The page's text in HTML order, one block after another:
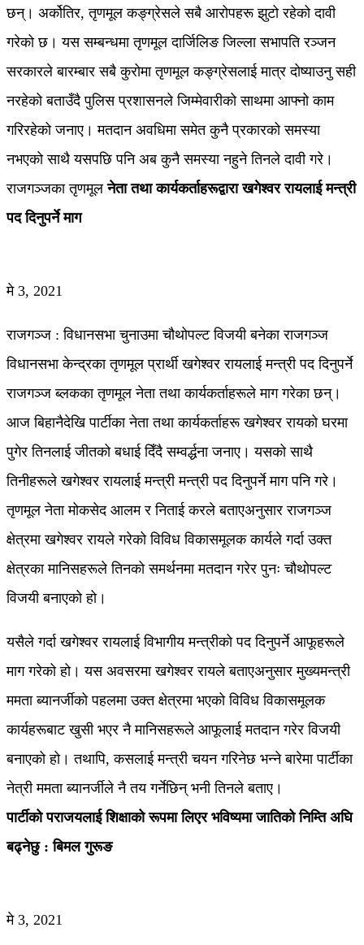
छन्। अर्कोतिर, तृणमूल कङ्ग्रेसले सबै आरोपहरू झुटो रहेको दावी
गरेको छ। यस सम्बन्धमा तृणमूल दार्जिलिङ जिल्ला सभापति रञ्जन
सरकारले बारम्बार सबै कुरोमा तृणमूल कङ्ग्रेसलाई मात्र दोष्याउनु सही
नरहेको बताउँदै पुलिस प्रशासनले जिम्मेवारीको साथमा आफ्नो काम
गरिरहेको जनाए। मतदान अवधिमा समेत कुनै प्रकारको समस्या
नभएको साथै यसपछि पनि अब कुनै समस्या नहुने तिनले दावी गरे।
राजगञ्जका तृणमूलनेता तथा कार्यकर्ताहरूद्वारा खगेश्वर रायलाई मन्त्री
पद दिनुपर्ने माग
मे 3, 2021
राजगञ्ज : विधानसभा चुनाउमा चौथोपल्ट विजयी बनेका राजगञ्ज
विधानसभा केन्द्रका तृणमूल प्रार्थी खगेश्वर रायलाई मन्त्री पद दिनुपर्ने
राजगञ्ज ब्लकका तृणमूल नेता तथा कार्यकर्ताहरूले माग गरेका छन्।
आज बिहानैदेखि पार्टीका नेता तथा कार्यकर्ताहरू खगेश्वर रायको घरमा
पुगेर तिनलाई जीतको बधाई दिँदै सम्वर्द्धना जनाए। यसको साथै
तिनीहरूले खगेश्वर रायलाई मन्त्री मन्त्री पद दिनुपर्ने माग पनि गरे।
तृणमूल नेता मोकसेद आलम र निताई करले बताएअनुसार राजगञ्ज
क्षेत्रमा खगेश्वर रायले गरेको विविध विकासमूलक कार्यले गर्दा उक्त
क्षेत्रका मानिसहरूले तिनको समर्थनमा मतदान गरेर पुनः चौथोपल्ट
विजयी बनाएको हो।
यसैले गर्दा खगेश्वर रायलाई विभागीय मन्त्रीको पद दिनुपर्ने आफूहरूले
माग गरेको हो। यस अवसरमा खगेश्वर रायले बताएअनुसार मुख्यमन्त्री
ममता ब्यानर्जीको पहलमा उक्त क्षेत्रमा भएको विविध विकासमूलक
कार्यहरूबाट खुसी भएर नै मानिसहरूले आफूलाई मतदान गरेर विजयी
बनाएको हो। तथापि, कसलाई मन्त्री चयन गरिनेछ भन्ने बारेमा पार्टीका
नेत्री ममता ब्यानर्जीले नै तय गर्नेछिन् भनी तिनले बताए।
पार्टीको पराजयलाई शिक्षाको रूपमा लिएर भविष्यमा जातिको निम्ति अघि
बढ्नेछु : बिमल गुरूङ
मे 3, 2021